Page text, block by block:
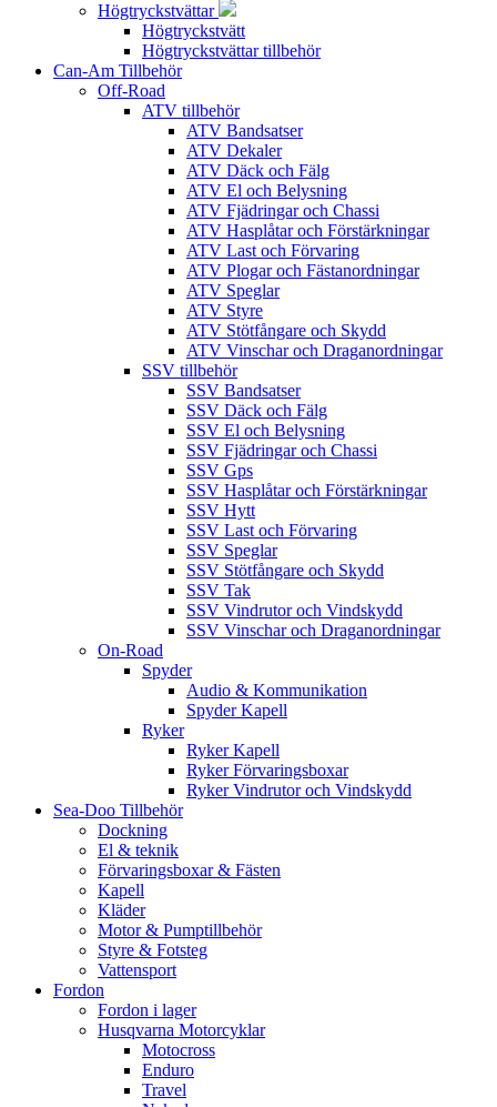
Högtryckstvättar
Högtryckstvätt
Högtryckstvättar tillbehör
Can-Am Tillbehör
Off-Road
ATV tillbehör
ATV Bandsatser
ATV Dekaler
ATV Däck och Fälg
ATV El och Belysning
ATV Fjädringar och Chassi
ATV Hasplåtar och Förstärkningar
ATV Last och Förvaring
ATV Plogar och Fästanordningar
ATV Speglar
ATV Styre
ATV Stötfångare och Skydd
ATV Vinschar och Draganordningar
SSV tillbehör
SSV Bandsatser
SSV Däck och Fälg
SSV El och Belysning
SSV Fjädringar och Chassi
SSV Gps
SSV Hasplåtar och Förstärkningar
SSV Hytt
SSV Last och Förvaring
SSV Speglar
SSV Stötfångare och Skydd
SSV Tak
SSV Vindrutor och Vindskydd
SSV Vinschar och Draganordningar
On-Road
Spyder
Audio & Kommunikation
Spyder Kapell
Ryker
Ryker Kapell
Ryker Förvaringsboxar
Ryker Vindrutor och Vindskydd
Sea-Doo Tillbehör
Dockning
El & teknik
Förvaringsboxar & Fästen
Kapell
Kläder
Motor & Pumptillbehör
Styre & Fotsteg
Vattensport
Fordon
Fordon i lager
Husqvarna Motorcyklar
Motocross
Enduro
Travel